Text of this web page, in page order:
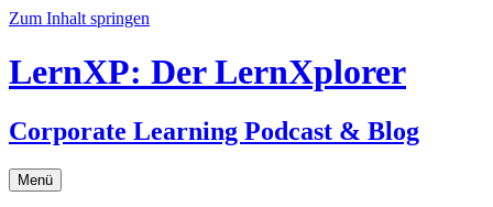
Zum Inhalt springen
LernXP: Der LernXplorer
Corporate Learning Podcast & Blog
Menü